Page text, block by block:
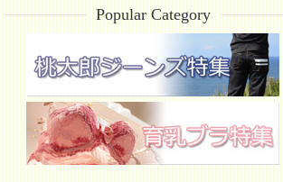
Popular Category